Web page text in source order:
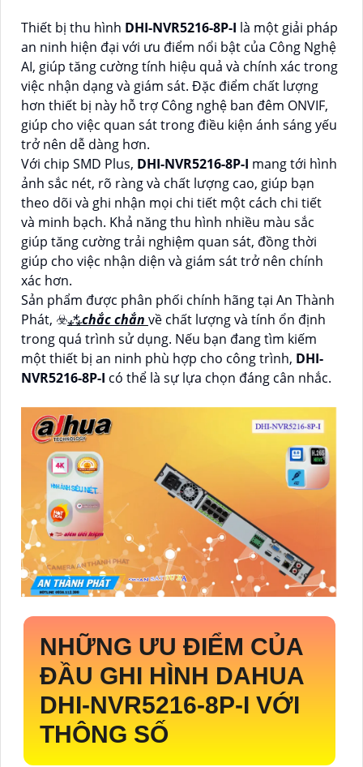
Thiết bị thu hình DHI-NVR5216-8P-I là một giải pháp
an ninh hiện đại với ưu điểm nổi bật của Công Nghệ
AI, giúp tăng cường tính hiệu quả và chính xác trong
việc nhận dạng và giám sát. Đặc điểm chất lượng
hơn thiết bị này hỗ trợ Công nghệ ban đêm ONVIF,
giúp cho việc quan sát trong điều kiện ánh sáng yếu
trở nên dễ dàng hơn.
Với chip SMD Plus, DHI-NVR5216-8P-I mang tới hình
ảnh sắc nét, rõ ràng và chất lượng cao, giúp bạn
theo dõi và ghi nhận mọi chi tiết một cách chi tiết
và minh bạch. Khả năng thu hình nhiều màu sắc
giúp tăng cường trải nghiệm quan sát, đồng thời
giúp cho việc nhận diện và giám sát trở nên chính
xác hơn.
Sản phẩm được phân phối chính hãng tại An Thành
Phát, ☣️⁂chắc chắn về chất lượng và tính ổn định
trong quá trình sử dụng. Nếu bạn đang tìm kiếm
một thiết bị an ninh phù hợp cho công trình, DHI-
NVR5216-8P-I có thể là sự lựa chọn đáng cân nhắc.
NHỮNG ƯU ĐIỂM CỦA
ĐẦU GHI HÌNH DAHUA
DHI-NVR5216-8P-I VỚI
THÔNG SỐ